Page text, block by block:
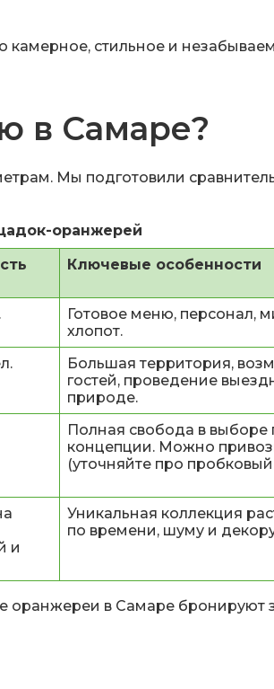
стильное и
в Самаре?
Мы подготовили
оранжерей
Ключевые особенности
Готовое меню, персонал,
хлопот.
Большая территория,
гостей, проведение
природе.
Полная свобода в выборе
концепции. Можно
(уточняйте про
и
Уникальная коллекция
по времени, шуму и
оранжереи в Самаре бронируют